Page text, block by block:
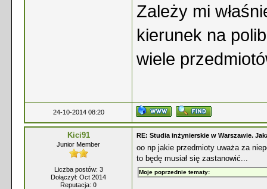
Zależy mi
kierunek na
wiele
24-10-2014 08:20
Kici91
Junior Member
Liczba postów: 3
Dołączył: Oct 2014
Reputacja: 0
RE: Studia inżynierskie w Warszawie.
oo np jakie przedmioty uważa za
to będę musiał się zastanowić...
Moje poprzednie tematy: